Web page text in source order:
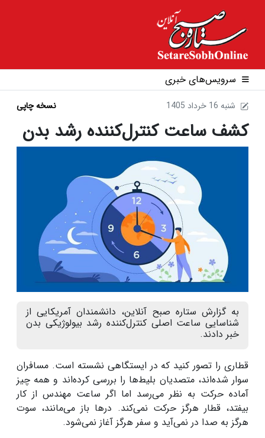
سرویس‌های خبری
1405 شنبه 16 خرداد نسخه چاپی
کشف ساعت کنترل‌کننده رشد بدن
به گزارش ستاره صبح آنلاین، دانشمندان آمریکایی از
شناسایی ساعت اصلی کنترل‌کننده رشد بیولوژیکی بدن
خبر دادند.
قطاری را تصور کنید که در ایستگاهی نشسته است. مسافران
سوار شده‌اند، متصدیان بلیط‌ها را بررسی کرده‌اند و همه چیز
آماده حرکت به نظر می‌رسد اما اگر ساعت مهندس از کار
بیفتد، قطار هرگز حرکت نمی‌کند. درها باز می‌مانند، سوت
هرگز به صدا در نمی‌آید و سفر هرگز آغاز نمی‌شود.